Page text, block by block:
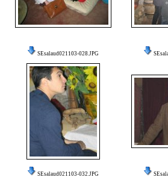
SEsalaud021103-028.JPG
SEsalaud021103-032.JPG